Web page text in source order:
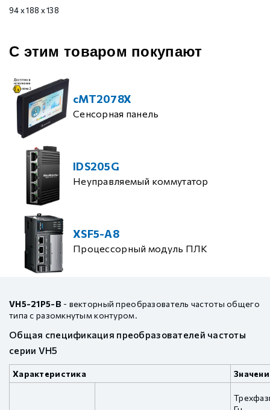
94 х 188 х 138
С этим товаром покупают
cMT2078X
Сенсорная панель
IDS205G
Неуправляемый коммутатор
XSF5-A8
Процессорный модуль ПЛК
VH5-21P5-B - векторный преобразователь частоты общего
типа с разомкнутым контуром.
Общая спецификация преобразователей частоты
серии VH5
Характеристика